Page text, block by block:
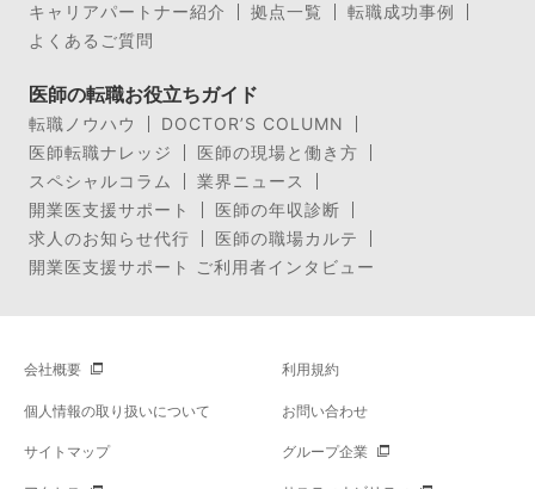
キャリアパートナー紹介
拠点一覧
転職成功事例
よくあるご質問
医師の転職お役立ちガイド
転職ノウハウ
DOCTOR’S COLUMN
医師転職ナレッジ
医師の現場と働き方
スペシャルコラム
業界ニュース
開業医支援サポート
医師の年収診断
求人のお知らせ代行
医師の職場カルテ
開業医支援サポート ご利用者インタビュー
会社概要 利用規約
個人情報の取り扱いについて お問い合わせ
サイトマップ グループ企業